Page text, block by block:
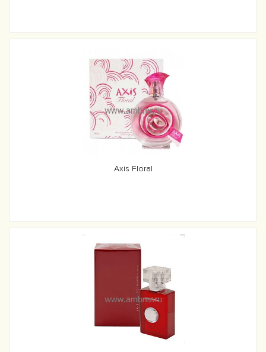
Axis Floral